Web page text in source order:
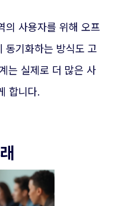
의 사용자를 위해 오프
동기화하는 방식도 고
는 실제로 더 많은 사
합니다.